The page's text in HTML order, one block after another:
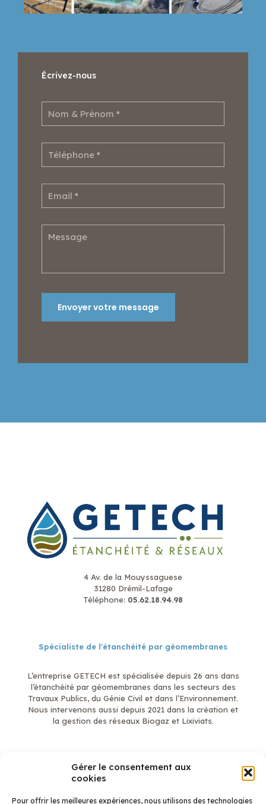
Gérer le consentement aux
cookies
Pour offrir les meilleures expériences, nous utilisons des technologies
Écrivez-nous
4 Av. de la Mouyssaguese
31280 Drémil-Lafage
Téléphone: 05.62.18.94.98
Spécialiste de l'étanchéité par géomembranes
L’entreprise GETECH est spécialisée depuis 26 ans dans
l’étanchéité par géomembranes dans les secteurs des
Travaux Publics, du Génie Civil et dans l’Environnement.
Nous intervenons aussi depuis 2021 dans la création et
la gestion des réseaux Biogaz et Lixiviats.
En savoir plus
Mentions légales
Étanchéité